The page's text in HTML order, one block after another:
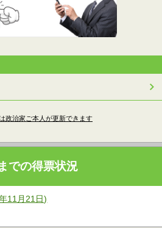
政治家ご本人が更新できます
での得票状況
11月21日)